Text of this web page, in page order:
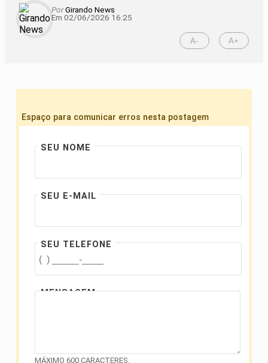
PorGirando News
Em 02/06/2026 16:25
A- A+
Espaço para comunicar erros nesta postagem
SEU NOME
SEU E-MAIL
SEU TELEFONE
MENSAGEM
MÁXIMO 600 CARACTERES.